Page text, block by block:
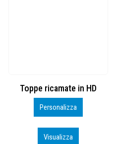
KIT CAMP 100 2026_perso
Personalizza
Visualizza